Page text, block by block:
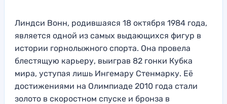
Линдси Вонн, родившаяся 18 октября 1984 года,
является одной из самых выдающихся фигур в
истории горнолыжного спорта. Она провела
блестящую карьеру, выиграв 82 гонки Кубка
мира, уступая лишь Ингемару Стенмарку. Её
достижениями на Олимпиаде 2010 года стали
золото в скоростном спуске и бронза в